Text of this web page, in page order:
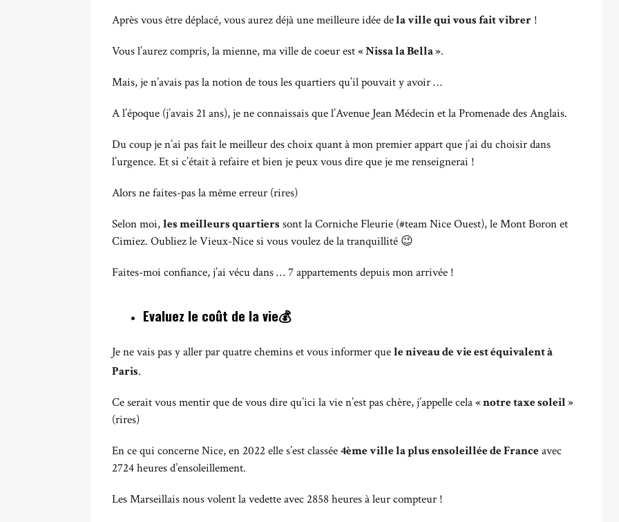
Après vous être déplacé, vous aurez déjà une meilleure idée dela ville qui vous fait vibrer !
Vous l’aurez compris, la mienne, ma ville de coeur est« Nissa la Bella ».
Mais, je n’avais pas la notion de tous les quartiers qu’il pouvait y avoir …
A l’époque (j’avais 21 ans), je ne connaissais que l’Avenue Jean Médecin et la Promenade des Anglais.
Du coup je n’ai pas fait le meilleur des choix quant à mon premier appart que j’ai du choisir dans
l’urgence. Et si c’était à refaire et bien je peux vous dire que je me renseignerai !
Alors ne faites-pas la même erreur (rires)
Selon moi,les meilleurs quartiers sont la Corniche Fleurie (#team Nice Ouest), le Mont Boron et
Cimiez. Oubliez le Vieux-Nice si vous voulez de la tranquillité 😉
Faites-moi confiance, j’ai vécu dans … 7 appartements depuis mon arrivée !
Evaluez le coût de la vie💰
Je ne vais pas y aller par quatre chemins et vous informer quele niveau de vie est équivalent à
Paris.
Ce serait vous mentir que de vous dire qu’ici la vie n’est pas chère, j’appelle cela« notre taxe soleil »
(rires)
En ce qui concerne Nice, en 2022 elle s’est classée4ème ville la plus ensoleillée de Franceavec
2724 heures d’ensoleillement.
Les Marseillais nous volent la vedette avec 2858 heures à leur compteur !